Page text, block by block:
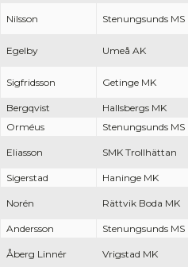
Nilsson Stenungsunds MS
Egelby Umeå AK
Sigfridsson Getinge MK
Bergqvist Hallsbergs MK
Orméus Stenungsunds MS
Eliasson SMK Trollhättan
Sigerstad Haninge MK
Norén Rättvik Boda MK
Andersson Stenungsunds MS
Åberg Linnér Vrigstad MK